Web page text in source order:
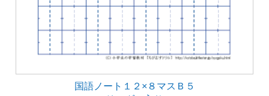
国語ノート１２×８マスＢ５